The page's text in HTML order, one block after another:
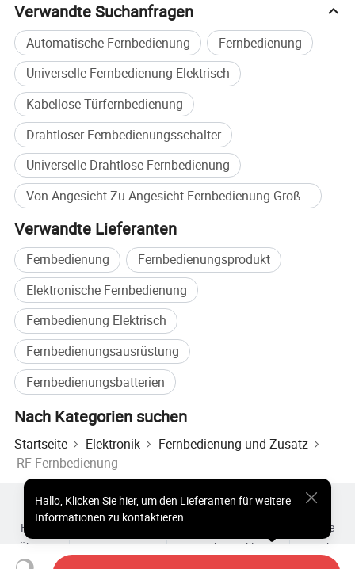
Spezifikation
Markenname:
TY
Häufigkeit:
303MHZ/310MHZ/315MHZ/433MHZ/868MHZ OPTIONAL
Code:
Übertragungsbereich : ≤100m
Verpackung Und Lieferung
Verwandte Suchanfragen
Automatische Fernbedienung
Fernbedienung
Universelle Fernbedienung Elektrisch
Kabellose Türfernbedienung
Drahtloser Fernbedienungsschalter
Universelle Drahtlose Fernbedienung
Von Angesicht Zu Angesicht Fernbedienung Großkauf
Verwandte Lieferanten
Fernbedienung
Fernbedienungsprodukt
Elektronische Fernbedienung
Fernbedienung Elektrisch
Fernbedienungsausrüstung
Fernbedienungsbatterien
Nach Kategorien suchen
Startseite Elektronik
Fernbedienung und Zusatz
RF-Fernbedienung
Hallo, Klicken Sie hier, um den Lieferanten für weitere
Informationen zu kontaktieren.
Heiße Produkte
Heiße Produkte Preis
Heiße Großhandelsprodukte
Einblicke
Über uns
Nutzungsvertrag Datenschutzerklärung
Kontakt